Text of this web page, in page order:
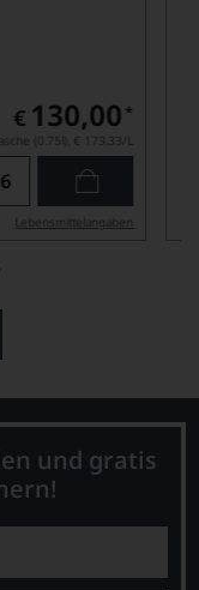
€ 130,00 *
(0.75l), € 173,33 /L
Lebensmittel­angaben
und gratis